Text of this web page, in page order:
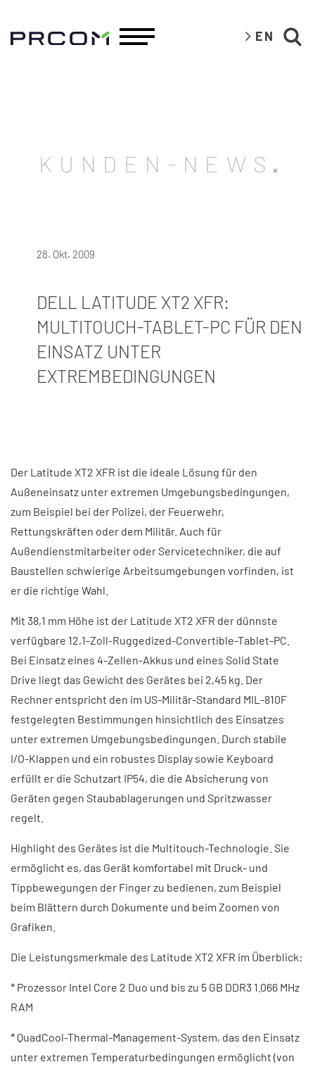
EN
KUNDEN-NEWS
28. Okt. 2009
DELL LATITUDE XT2 XFR:
MULTITOUCH-TABLET-PC FÜR DEN
EINSATZ UNTER
EXTREMBEDINGUNGEN
Der Latitude XT2 XFR ist die ideale Lösung für den
Außeneinsatz unter extremen Umgebungsbedingungen,
zum Beispiel bei der Polizei, der Feuerwehr,
Rettungskräften oder dem Militär. Auch für
Außendienstmitarbeiter oder Servicetechniker, die auf
Baustellen schwierige Arbeitsumgebungen vorfinden, ist
er die richtige Wahl.
Mit 38,1 mm Höhe ist der Latitude XT2 XFR der dünnste
verfügbare 12,1-Zoll-Ruggedized-Convertible-Tablet-PC.
Bei Einsatz eines 4-Zellen-Akkus und eines Solid State
Drive liegt das Gewicht des Gerätes bei 2,45 kg. Der
Rechner entspricht den im US-Militär-Standard MIL-810F
festgelegten Bestimmungen hinsichtlich des Einsatzes
unter extremen Umgebungsbedingungen. Durch stabile
I/O-Klappen und ein robustes Display sowie Keyboard
erfüllt er die Schutzart IP54, die die Absicherung von
Geräten gegen Staubablagerungen und Spritzwasser
regelt.
Highlight des Gerätes ist die Multitouch-Technologie. Sie
ermöglicht es, das Gerät komfortabel mit Druck- und
Tippbewegungen der Finger zu bedienen, zum Beispiel
beim Blättern durch Dokumente und beim Zoomen von
Grafiken.
Die Leistungsmerkmale des Latitude XT2 XFR im Überblick:
* Prozessor Intel Core 2 Duo und bis zu 5 GB DDR3 1.066 MHz
RAM
* QuadCool-Thermal-Management-System, das den Einsatz
unter extremen Temperaturbedingungen ermöglicht (von